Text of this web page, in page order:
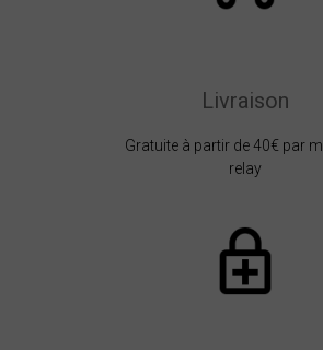
Livraison
Gratuite à partir de 40€ par
relay